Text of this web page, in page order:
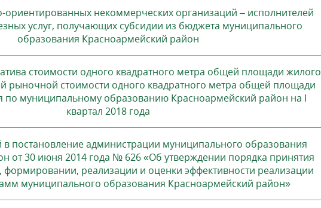
ориентированных некоммерческих организаций – исполнителей
услуг, получающих субсидии из бюджета муниципального
образования Красноармейский район
стоимости одного квадратного метра общей площади жилого
рыночной стоимости одного квадратного метра общей площади
муниципальному образованию Красноармейский район на I
квартал 2018 года
постановление администрации муниципального образования
от 30 июня 2014 года № 626 «Об утверждении порядка принятия
формировании, реализации и оценки эффективности реализации
муниципального образования Красноармейский район»